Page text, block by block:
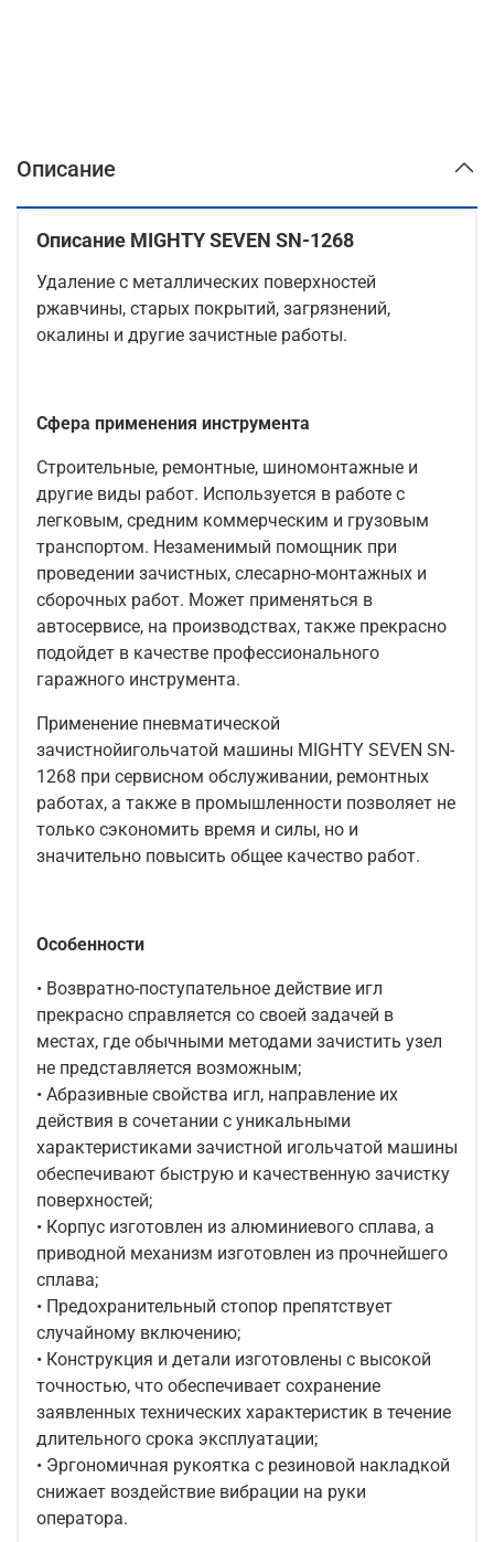
Описание
Описание MIGHTY SEVEN SN-1268
Удаление с металлических поверхностей
ржавчины, старых покрытий, загрязнений,
окалины и другие зачистные работы.
Сфера применения инструмента
Строительные, ремонтные, шиномонтажные и
другие виды работ. Используется в работе с
легковым, средним коммерческим и грузовым
транспортом. Незаменимый помощник при
проведении зачистных, слесарно-монтажных и
сборочных работ. Может применяться в
автосервисе, на производствах, также прекрасно
подойдет в качестве профессионального
гаражного инструмента.
Применение пневматической
зачистнойигольчатой машины MIGHTY SEVEN SN-
1268 при сервисном обслуживании, ремонтных
работах, а также в промышленности позволяет не
только сэкономить время и силы, но и
значительно повысить общее качество работ.
Особенности
• Возвратно-поступательное действие игл
прекрасно справляется со своей задачей в
местах, где обычными методами зачистить узел
не представляется возможным;
• Абразивные свойства игл, направление их
действия в сочетании с уникальными
характеристиками зачистной игольчатой машины
обеспечивают быструю и качественную зачистку
поверхностей;
• Корпус изготовлен из алюминиевого сплава, а
приводной механизм изготовлен из прочнейшего
сплава;
• Предохранительный стопор препятствует
случайному включению;
• Конструкция и детали изготовлены с высокой
точностью, что обеспечивает сохранение
заявленных технических характеристик в течение
длительного срока эксплуатации;
• Эргономичная рукоятка с резиновой накладкой
снижает воздействие вибрации на руки
оператора.